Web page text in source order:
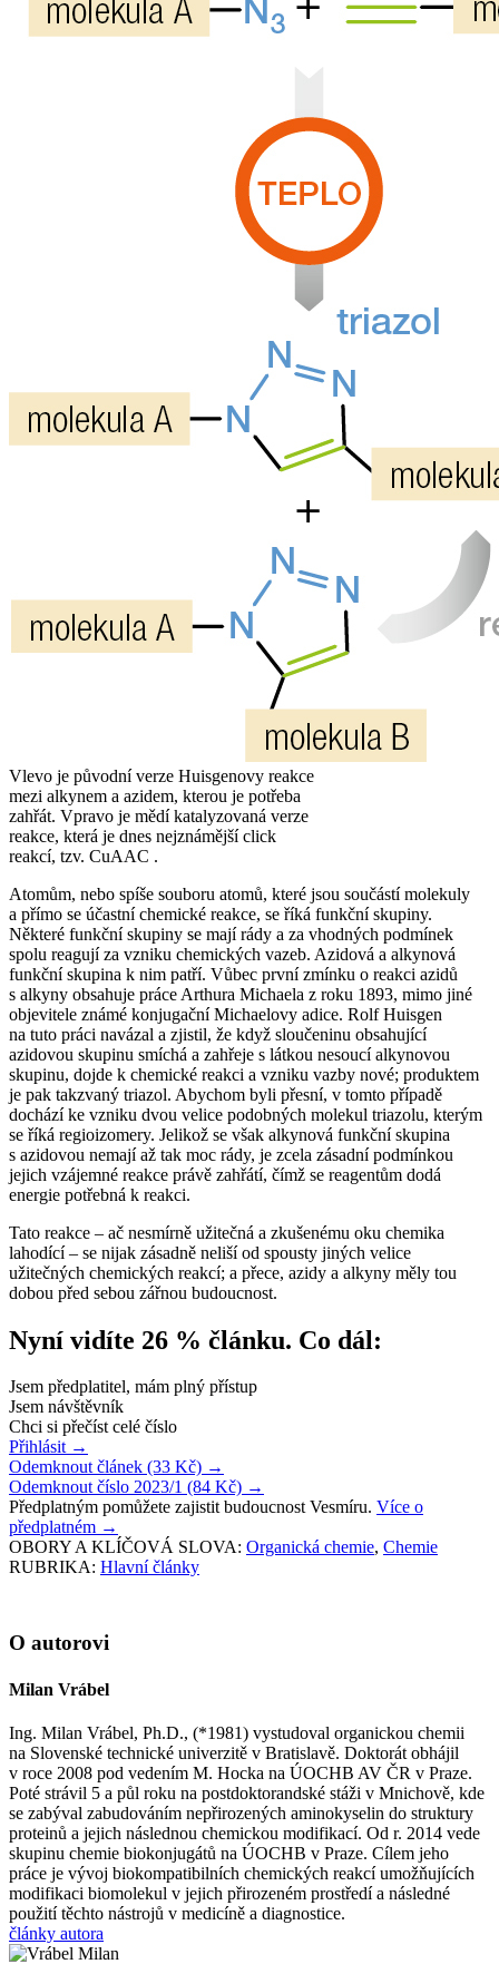
Vlevo je původní verze Huisgenovy reakce
mezi alkynem a azidem, kterou je potřeba
zahřát. Vpravo je mědí katalyzovaná verze
reakce, která je dnes nejznámější click
reakcí, tzv. CuAAC .
Atomům, nebo spíše souboru atomů, které jsou součástí molekuly
a přímo se účastní chemické reakce, se říká funkční skupiny.
Některé funkční skupiny se mají rády a za vhodných podmínek
spolu reagují za vzniku chemických vazeb. Azidová a alkynová
funkční skupina k nim patří. Vůbec první zmínku o reakci azidů
s alkyny obsahuje práce Arthura Michaela z roku 1893, mimo jiné
objevitele známé konjugační Michaelovy adice. Rolf Huisgen
na tuto práci navázal a zjistil, že když sloučeninu obsahující
azidovou skupinu smíchá a zahřeje s látkou nesoucí alkynovou
skupinu, dojde k chemické reakci a vzniku vazby nové; produktem
je pak takzvaný triazol. Abychom byli přesní, v tomto případě
dochází ke vzniku dvou velice podobných molekul triazolu, kterým
se říká regioizomery. Jelikož se však alkynová funkční skupina
s azidovou nemají až tak moc rády, je zcela zásadní podmínkou
jejich vzájemné reakce právě zahřátí, čímž se reagentům dodá
energie potřebná k reakci.
Tato reakce – ač nesmírně užitečná a zkušenému oku chemika
lahodící – se nijak zásadně neliší od spousty jiných velice
užitečných chemických reakcí; a přece, azidy a alkyny měly tou
dobou před sebou zářnou budoucnost.
Nyní vidíte 26 % článku. Co dál:
Jsem předplatitel, mám plný přístup
Jsem návštěvník
Chci si přečíst celé číslo
Přihlásit →
Odemknout článek (33 Kč) →
Odemknout číslo 2023/1 (84 Kč) →
Předplatným pomůžete zajistit budoucnost Vesmíru. Více o
předplatném →
OBORY A KLÍČOVÁ SLOVA: Organická chemie, Chemie
RUBRIKA: Hlavní články
O autorovi
Milan Vrábel
Ing. Milan Vrábel, Ph.D., (*1981) vystudoval organickou chemii
na Slovenské technické univerzitě v Bratislavě. Doktorát obhájil
v roce 2008 pod vedením M. Hocka na ÚOCHB AV ČR v Praze.
Poté strávil 5 a půl roku na postdoktorandské stáži v Mnichově, kde
se zabýval zabudováním nepřirozených aminokyselin do struktury
proteinů a jejich následnou chemickou modifikací. Od r. 2014 vede
skupinu chemie biokonjugátů na ÚOCHB v Praze. Cílem jeho
práce je vývoj biokompatibilních chemických reakcí umožňujících
modifikaci biomolekul v jejich přirozeném prostředí a následné
použití těchto nástrojů v medicíně a diagnostice.
články autora